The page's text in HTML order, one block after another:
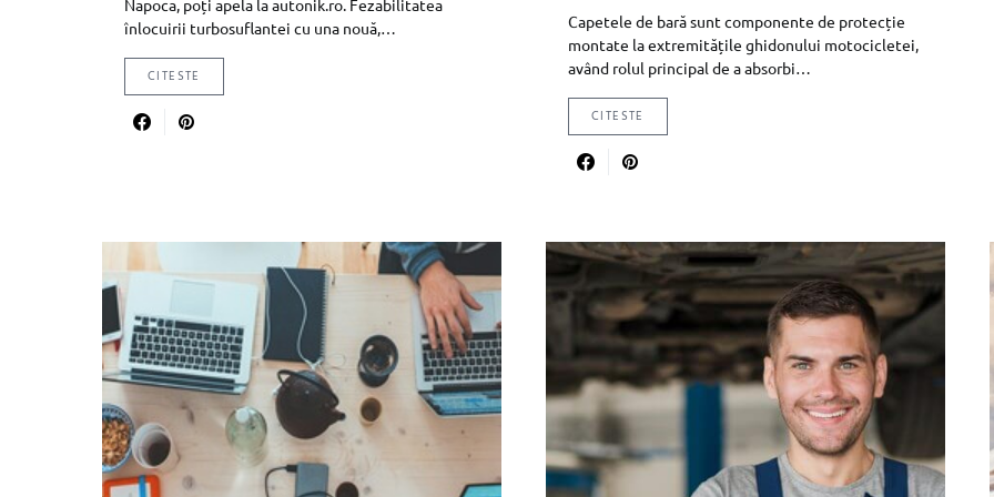
Napoca, poți apela la autonik.ro. Fezabilitatea
înlocuirii turbosuflantei cu una nouă,…
CITESTE
Capetele de bară sunt componente de protecție
montate la extremitățile ghidonului motocicletei,
având rolul principal de a absorbi…
CITESTE